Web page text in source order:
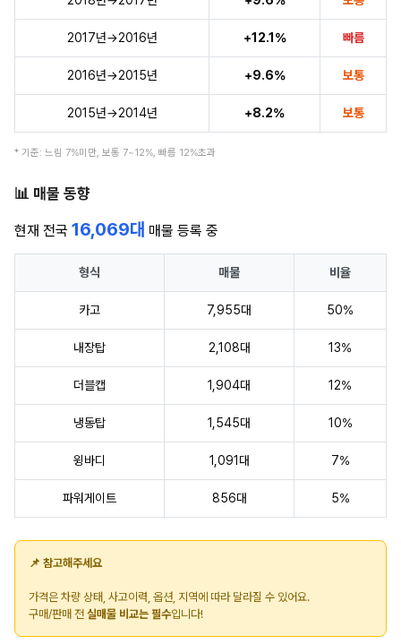
2017년→2016년 +12.1% 빠름
2016년→2015년 +9.6% 보통
2015년→2014년 +8.2% 보통
* 기준: 느림 7%미만, 보통 7~12%, 빠름 12%초과
📊 매물 동향
현재 전국 16,069대 매물 등록 중
형식 매물 비율
카고 7,955대 50%
내장탑 2,108대 13%
더블캡 1,904대 12%
냉동탑 1,545대 10%
윙바디 1,091대 7%
파워게이트 856대 5%
📌 참고해주세요
가격은 차량 상태, 사고이력, 옵션, 지역에 따라 달라질 수 있어요.
구매/판매 전 실매물 비교는 필수입니다!